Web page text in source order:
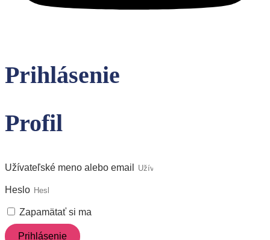
Prihlásenie
Profil
Užívateľské meno alebo email
Heslo
Zapamätať si ma
Prihlásenie